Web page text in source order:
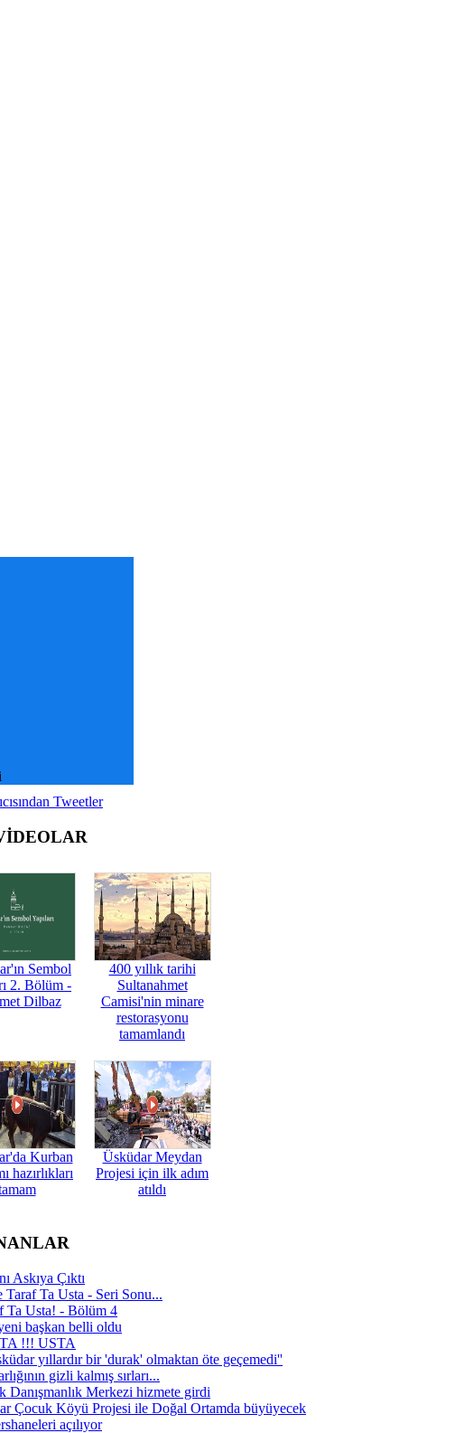
Tweetler
Sembol
2. Bölüm -
Dilbaz
400 yıllık tarihi
Sultanahmet
Camisi'nin minare
restorasyonu
tamamlandı
Kurban
hazırlıkları
Üsküdar Meydan
Projesi için ilk adım
atıldı
Askıya Çıktı
Ta Usta - Seri Sonu...
Ta Usta! - Bölüm 4
başkan belli oldu
!!! USTA
yıllardır bir 'durak' olmaktan öte geçemedi''
gizli kalmış sırları...
Danışmanlık Merkezi hizmete girdi
Çocuk Köyü Projesi ile Doğal Ortamda büyüyecek
açılıyor